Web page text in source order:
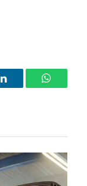
LinkedIn WhatsApp